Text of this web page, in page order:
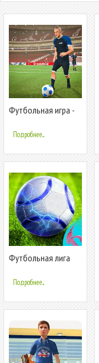
Футбольная игра -
Подробнее...
Футбольная лига
Кубок 2020
Подробнее...